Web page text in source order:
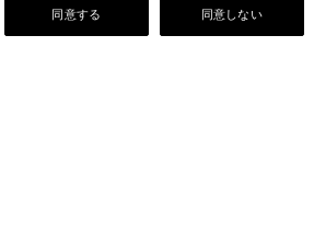
Our Story 同意しない
同意する